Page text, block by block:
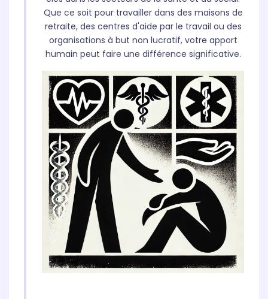
Que ce soit pour travailler dans des maisons de
retraite, des centres d'aide par le travail ou des
organisations à but non lucratif, votre apport
humain peut faire une différence significative.